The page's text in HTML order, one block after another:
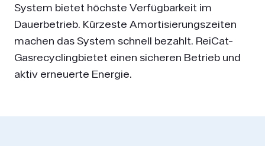
System bietet höchste Verfügbarkeit im
Dauerbetrieb. Kürzeste Amortisierungszeiten
machen das System schnell bezahlt. ReiCat-
Gasrecyclingbietet einen sicheren Betrieb und
aktiv erneuerte Energie.